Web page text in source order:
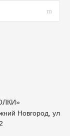
Новгород, ул